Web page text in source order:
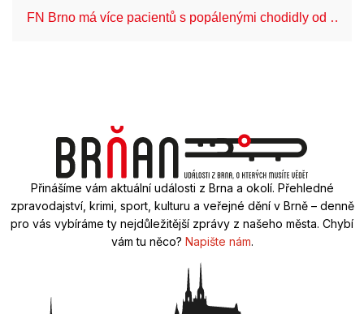
FN Brno má více pacientů s popálenými chodidly od …
Přinášíme vám aktuální události z Brna a okolí. Přehledné
zpravodajství, krimi, sport, kulturu a veřejné dění v Brně – denně
pro vás vybíráme ty nejdůležitější zprávy z našeho města. Chybí
vám tu něco? Napište nám.